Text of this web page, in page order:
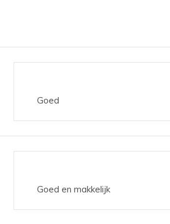
Goed
Goed en makkelijk